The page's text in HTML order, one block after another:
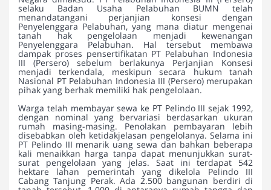
selaku Badan Usaha Pelabuhan BUMN telah
menandatangani perjanjian konsesi dengan
Penyelenggara Pelabuhan, yang mana diatur mengenai
tanah hak pengelolaan menjadi kewenangan
Penyelenggara Pelabuhan. Hal tersebut membawa
dampak proses pensertifikatan PT Pelabuhan Indonesia
III (Persero) sebelum berlakunya Perjanjian Konsesi
menjadi terkendala, meskipun secara hukum tanah
Nasional PT Pelabuhan Indonesia III (Persero) merupakan
pihak yang berhak memiliki hak pengelolaan.
Warga telah membayar sewa ke PT Pelindo III sejak 1992,
dengan nominal yang bervariasi berdasarkan ukuran
rumah masing-masing. Penolakan pembayaran lebih
disebabkan oleh ketidakjelasan pengelolanya. Selama ini
PT Pelindo III menarik uang sewa dan bahkan beberapa
kali menaikkan harga tanpa dapat menunjukkan surat-
surat pengelolaan yang jelas. Saat ini terdapat 542
hektare lahan pemerintah yang dikelola Pelindo III
Cabang Tanjung Perak. Ada 2.500 bangunan berdiri di